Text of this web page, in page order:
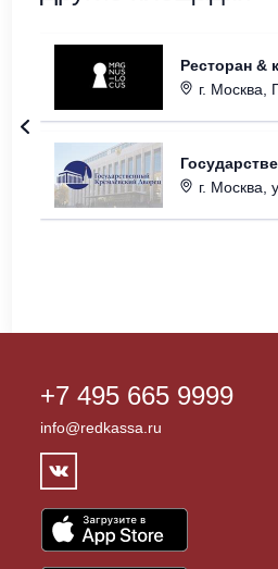
Ресторан &
г. Москва,
г. Москва,
+7 495 665 9999
info@redkassa.ru